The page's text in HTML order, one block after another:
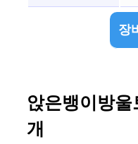
장
앉은뱅이방
개